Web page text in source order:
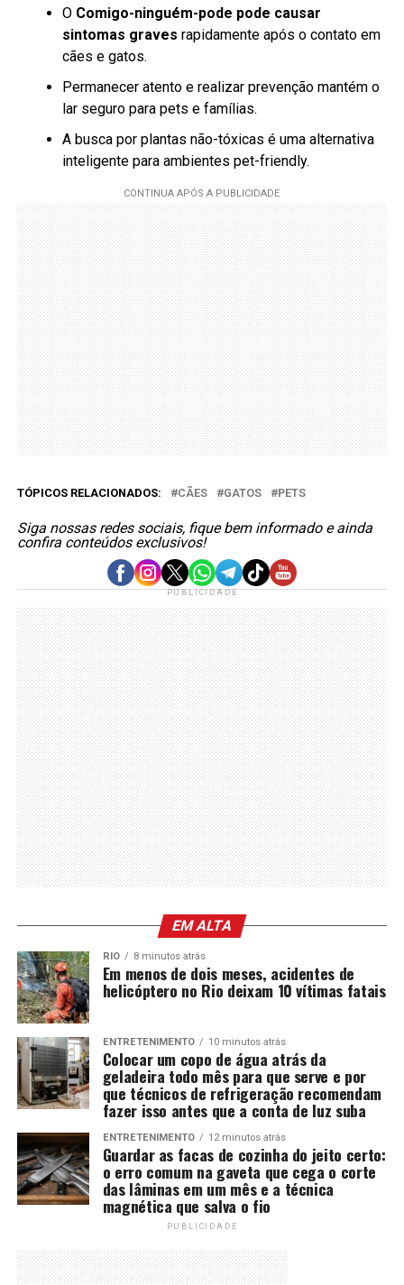
O Comigo-ninguém-pode pode causar
sintomas graves rapidamente após o contato em
cães e gatos.
Permanecer atento e realizar prevenção mantém o
lar seguro para pets e famílias.
A busca por plantas não-tóxicas é uma alternativa
inteligente para ambientes pet-friendly.
TÓPICOS RELACIONADOS: CÃES GATOS PETS
Siga nossas redes sociais, fique bem informado e ainda
confira conteúdos exclusivos!
PUBLICIDADE
EM ALTA
RIO 8 minutos atrás
Em menos de dois meses, acidentes de
helicóptero no Rio deixam 10 vítimas fatais
ENTRETENIMENTO 10 minutos atrás
Colocar um copo de água atrás da
geladeira todo mês para que serve e por
que técnicos de refrigeração recomendam
fazer isso antes que a conta de luz suba
ENTRETENIMENTO 12 minutos atrás
Guardar as facas de cozinha do jeito certo:
o erro comum na gaveta que cega o corte
das lâminas em um mês e a técnica
magnética que salva o fio
PUBLICIDADE